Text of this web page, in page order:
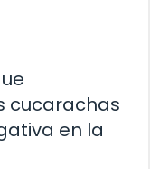
cucarachas
en la